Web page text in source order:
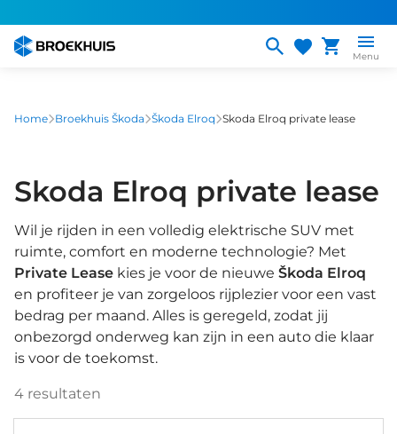
naar
gaan
Menu
Home Broekhuis Škoda Škoda Elroq Skoda Elroq private lease
Skoda Elroq private lease
Wil je rijden in een volledig elektrische SUV met
ruimte, comfort en moderne technologie? Met
Private Lease kies je voor de nieuwe Škoda Elroq
en profiteer je van zorgeloos rijplezier voor een vast
bedrag per maand. Alles is geregeld, zodat jij
onbezorgd onderweg kan zijn in een auto die klaar
is voor de toekomst.
4 resultaten